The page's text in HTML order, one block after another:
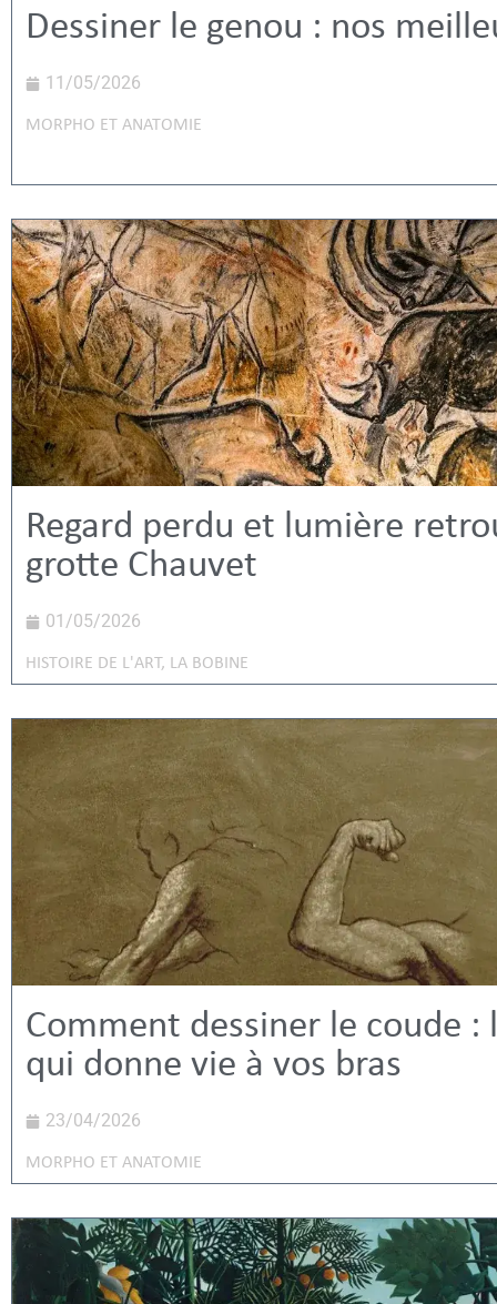
Dessiner le genou : nos
11/05/2026
MORPHO ET ANATOMIE
Regard perdu et lumière
grotte Chauvet
01/05/2026
HISTOIRE DE L'ART, LA BOBINE
Comment dessiner le coude :
qui donne vie à vos bras
23/04/2026
MORPHO ET ANATOMIE